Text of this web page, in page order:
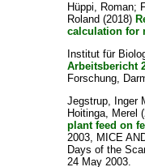
Hüppi, Roman;
Roland (2018)
calculation for
Institut für
Arbeitsbericht
Forschung,
Jegstrup, Inger
Hoitinga, Merel
plant feed on
2003, MICE
Days of the
24 May 2003.